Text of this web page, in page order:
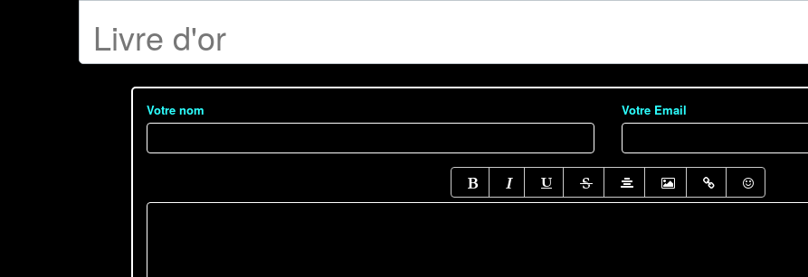
Livre d'or
Votre nom Votre Email